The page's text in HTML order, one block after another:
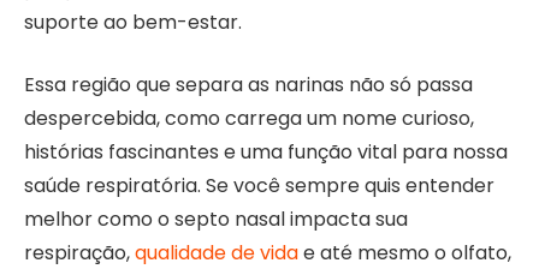
suporte ao bem-estar.
Essa região que separa as narinas não só passa
despercebida, como carrega um nome curioso,
histórias fascinantes e uma função vital para nossa
saúde respiratória. Se você sempre quis entender
melhor como o septo nasal impacta sua
respiração,qualidade de vidae até mesmo o olfato,